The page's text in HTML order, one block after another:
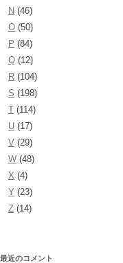
N (46)
O (50)
P (84)
Q (12)
R (104)
S (198)
T (114)
U (17)
V (29)
W (48)
X (4)
Y (23)
Z (14)
最近のコメント